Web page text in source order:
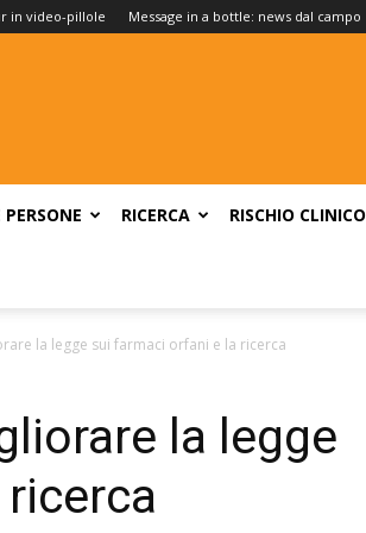
in video-pillole Message in a bottle: news dal campo
RICERCA RISCHIO CLINICO
la legge sui farmaci orfani e la ricerca
la legge